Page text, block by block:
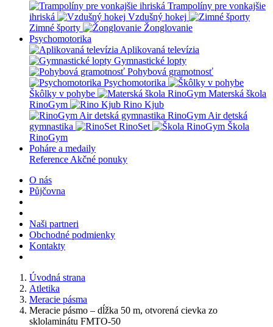
Trampolíny pre vonkajšie
ihriská
Vzdušný hokej
Zimné športy
Žonglovanie
Psychomotorika
Aplikovaná televízia
Gymnastické lopty
Pohybová gramotnosť
Psychomotorika
Škôlky v pohybe
Materská škola
RinoGym
Rino Kjub
RinoGym Air detská
gymnastika
RinoSet
Škola
RinoGym
Poháre a medaily
Reference Akčné ponuky
O nás
Půjčovna
Naši partneri
Obchodné podmienky
Kontakty
Úvodná strana
Atletika
Meracie pásma
Meracie pásmo – dĺžka 50 m, otvorená cievka zo
sklolaminátu FMTO-50